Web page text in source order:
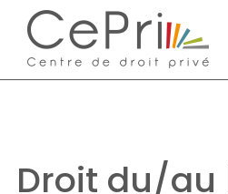
Droit du/au